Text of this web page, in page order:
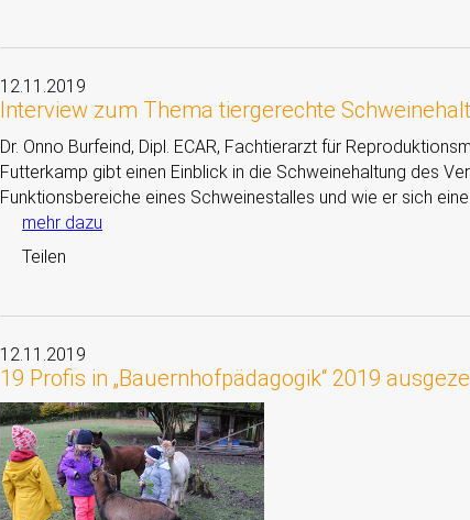
12.11.2019
Interview zum Thema tiergerechte
Dr. Onno Burfeind, Dipl. ECAR, Fachtierarzt für
Futterkamp gibt einen Einblick in die Schweinehaltung des
Funktionsbereiche eines Schweinestalles und wie er sich
mehr dazu
Teilen
12.11.2019
19 Profis in „Bauernhofpädagogik“ 2019